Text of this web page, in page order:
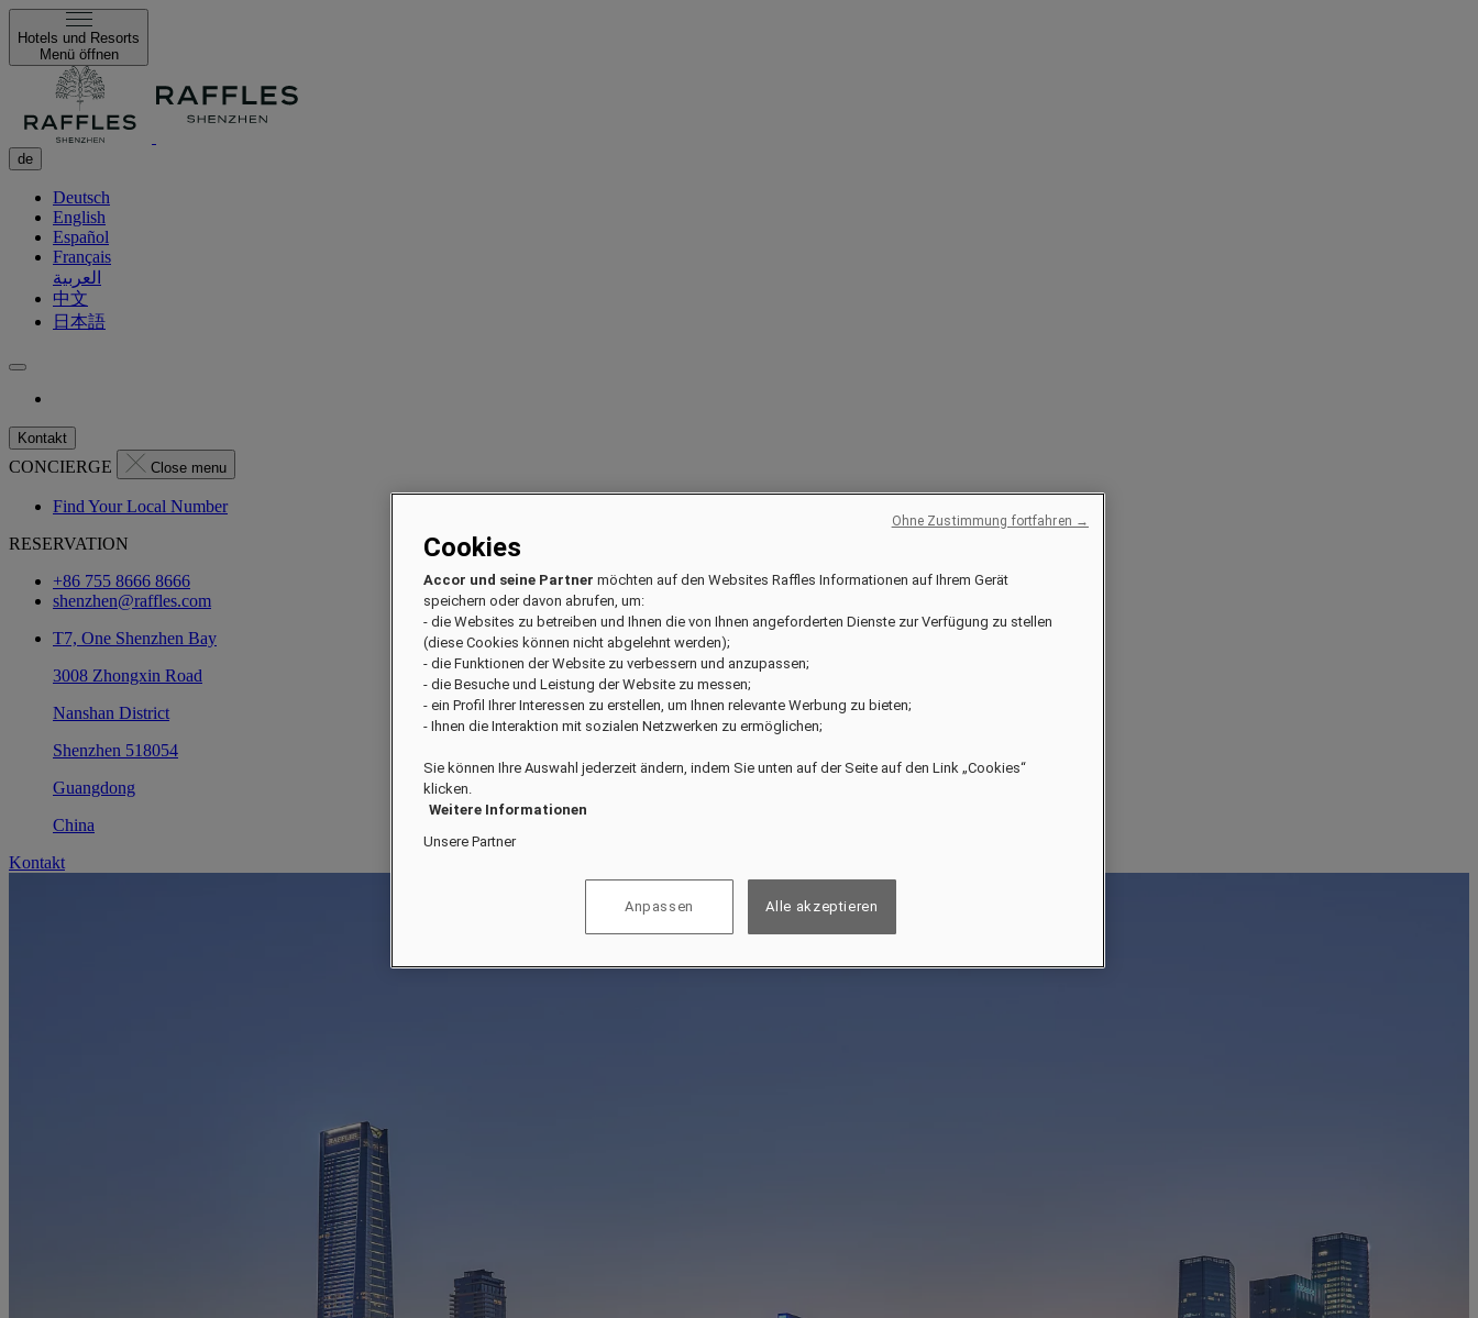
Hotels und Resorts
Menü öffnen
de
Deutsch
English
Español
Français
العربية
中文
日本語
Kontakt
CONCIERGE Close menu
Find Your Local Number
RESERVATION
+86 755 8666 8666
shenzhen@raffles.com
T7, One Shenzhen Bay
3008 Zhongxin Road
Nanshan District
Shenzhen 518054
Guangdong
China
Kontakt
Cookies
Accor und seine Partner möchten auf den Websites Raffles Informationen auf Ihrem Gerät
speichern oder davon abrufen, um:
- die Websites zu betreiben und Ihnen die von Ihnen angeforderten Dienste zur Verfügung zu stellen
(diese Cookies können nicht abgelehnt werden);
- die Funktionen der Website zu verbessern und anzupassen;
- die Besuche und Leistung der Website zu messen;
- ein Profil Ihrer Interessen zu erstellen, um Ihnen relevante Werbung zu bieten;
- Ihnen die Interaktion mit sozialen Netzwerken zu ermöglichen;
Sie können Ihre Auswahl jederzeit ändern, indem Sie unten auf der Seite auf den Link „Cookies“
klicken.
Weitere Informationen
Unsere Partner
Anpassen Alle akzeptieren
Ohne Zustimmung fortfahren →